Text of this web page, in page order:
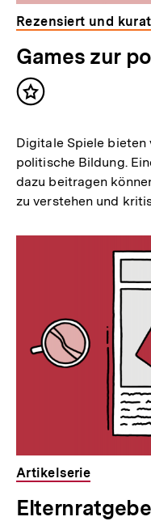
Rezensiert und
Games zur
Inhalt
Digitale Spiele
politische Bildung.
dazu beitragen
zu verstehen und
Artikelserie